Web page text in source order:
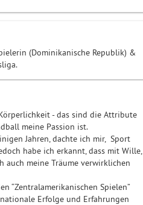
(Dominikanische Republik) &
- das sind die Attribute
meine Passion ist.
Jahren, dachte ich mir, Sport
habe ich erkannt, dass mit Wille,
auch meine Träume verwirklichen
“Zentralamerikanischen Spielen”
Erfolge und Erfahrungen